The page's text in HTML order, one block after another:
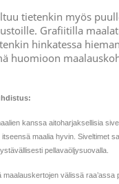
tietenkin myös
Grafiitilla
hinkatessa
huomioon
kanssa aitoharjaksellisia
maalia hyvin. Siveltimet
pellavaöljysuovalla.
maalauskertojen välissä raa’assa